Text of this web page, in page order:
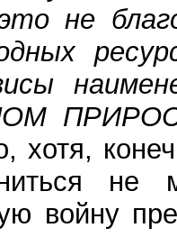
не
хотя,
не
войну